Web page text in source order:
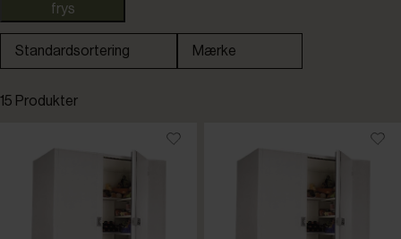
frys
Standardsortering
Højeste pris
Mærke
15 Produkter